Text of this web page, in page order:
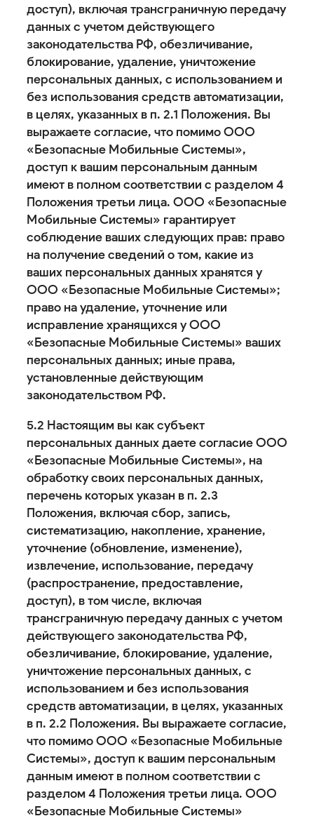
доступ), включая трансграничную передачу
данных с учетом действующего
законодательства РФ, обезличивание,
блокирование, удаление, уничтожение
персональных данных, с использованием и
без использования средств автоматизации,
в целях, указанных в п. 2.1 Положения. Вы
выражаете согласие, что помимо ООО
«Безопасные Мобильные Системы»,
доступ к вашим персональным данным
имеют в полном соответствии с разделом 4
Положения третьи лица. ООО «Безопасные
Мобильные Системы» гарантирует
соблюдение ваших следующих прав: право
на получение сведений о том, какие из
ваших персональных данных хранятся у
ООО «Безопасные Мобильные Системы»;
право на удаление, уточнение или
исправление хранящихся у ООО
«Безопасные Мобильные Системы» ваших
персональных данных; иные права,
установленные действующим
законодательством РФ.
5.2 Настоящим вы как субъект
персональных данных даете согласие ООО
«Безопасные Мобильные Системы», на
обработку своих персональных данных,
перечень которых указан в п. 2.3
Положения, включая сбор, запись,
систематизацию, накопление, хранение,
уточнение (обновление, изменение),
извлечение, использование, передачу
(распространение, предоставление,
доступ), в том числе, включая
трансграничную передачу данных с учетом
действующего законодательства РФ,
обезличивание, блокирование, удаление,
уничтожение персональных данных, с
использованием и без использования
средств автоматизации, в целях, указанных
в п. 2.2 Положения. Вы выражаете согласие,
что помимо ООО «Безопасные Мобильные
Системы», доступ к вашим персональным
данным имеют в полном соответствии с
разделом 4 Положения третьи лица. ООО
«Безопасные Мобильные Системы»